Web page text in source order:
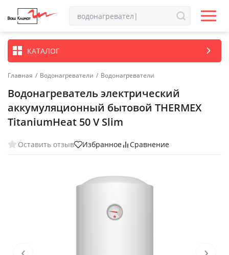
КАТАЛОГ
Главная / Водонагреватели / Водонагреватели
Водонагреватель электрический
аккумуляционный бытовой THERMEX
TitaniumHeat 50 V Slim
Оставить отзыв Избранное Сравнение